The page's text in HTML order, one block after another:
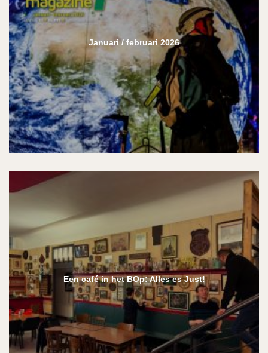
Januari / februari 2026
Een café in het BOp: Alles es Just!